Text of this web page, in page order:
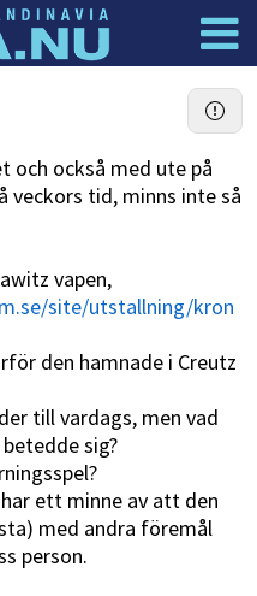
Logga in
och också med ute på
veckors tid, minns inte så
vapen,
site/utstallning/kron
den hamnade i Creutz
till vardags, men vad
sig?
ett minne av att den
med andra föremål
person.